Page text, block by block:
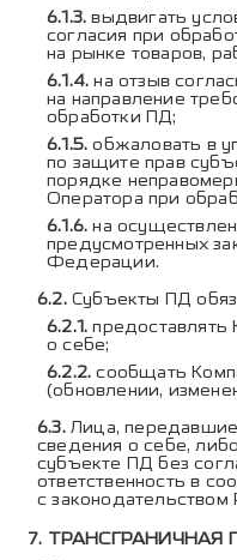
выдвигать
согласия при
на рынке товаров,
на отзыв
на направление
обработки ПД;
обжаловать в
по защите прав
порядке
Оператора при
на
предусмотренных
Федерации.
Субъекты ПД
предоставлять
о себе;
сообщать
(обновлении,
Лица,
сведения о себе,
субъекте ПД без
ответственность в
с
ТРАНСГРАНИЧНАЯ